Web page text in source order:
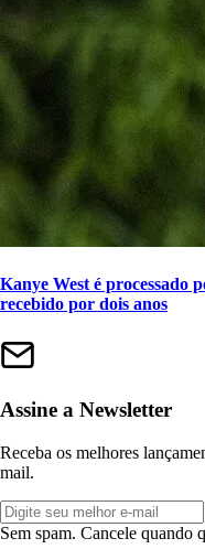
Kanye West é processado
recebido por dois anos
Assine a Newsletter
Receba os melhores
mail.
Sem spam. Cancele quando